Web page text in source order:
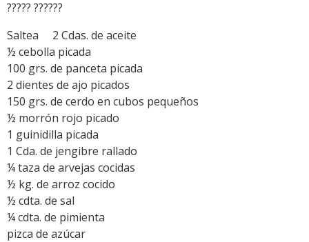
????? ??????
Saltea 2 Cdas. de aceite
½ cebolla picada
100 grs. de panceta picada
2 dientes de ajo picados
150 grs. de cerdo en cubos pequeños
½ morrón rojo picado
1 guinidilla picada
1 Cda. de jengibre rallado
¼ taza de arvejas cocidas
½ kg. de arroz cocido
½ cdta. de sal
¼ cdta. de pimienta
pizca de azúcar